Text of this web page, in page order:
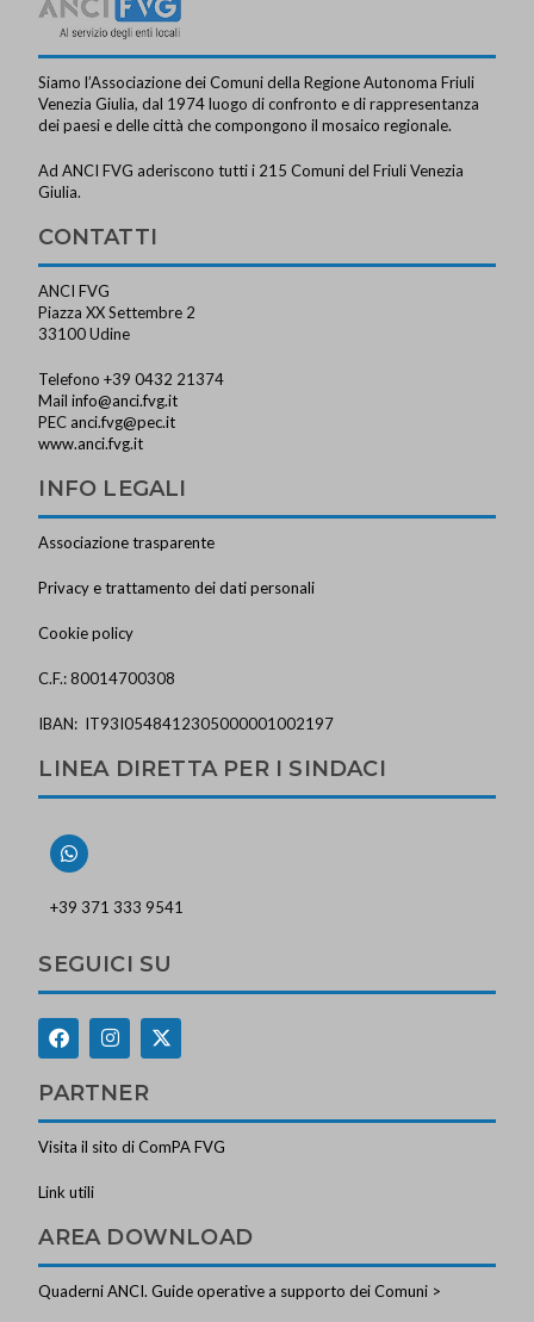
Siamo l’Associazione dei Comuni della Regione Autonoma Friuli
Venezia Giulia, dal 1974 luogo di confronto e di rappresentanza
dei paesi e delle città che compongono il mosaico regionale.
Ad ANCI FVG aderiscono tutti i 215 Comuni del Friuli Venezia
Giulia.
CONTATTI
ANCI FVG
Piazza XX Settembre 2
33100 Udine
Telefono +39 0432 21374
Mailinfo@anci.fvg.it
PEC anci.fvg@pec.it
www.anci.fvg.it
INFO LEGALI
Associazione trasparente
Privacy e trattamento dei dati personali
Cookie policy
C.F.: 80014700308
IBAN: IT93I0548412305000001002197
LINEA DIRETTA PER I SINDACI
+39 371 333 9541
SEGUICI SU
PARTNER
Visita il sito di ComPA FVG
Link utili
AREA DOWNLOAD
Quaderni ANCI. Guide operative a supporto dei Comuni >